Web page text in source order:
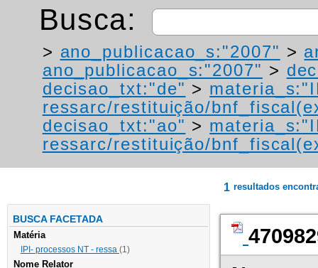
Busca:
> ano_publicacao_s:"2007" >
ano_publicacao_s:"2007" >
decisao_txt:"de" >
ressarc/restituição/
decisao_txt:"ao" >
ressarc/restituição/
BUSCA FACETADA
Matéria
IPI- processos NT - ressa (1)
Nome Relator
1 resultados